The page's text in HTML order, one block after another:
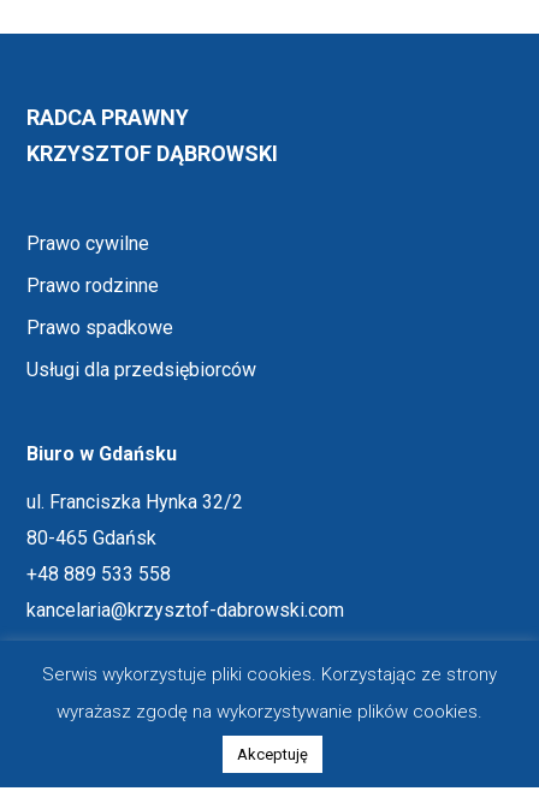
RADCA PRAWNY
KRZYSZTOF DĄBROWSKI
Prawo cywilne
Prawo rodzinne
Prawo spadkowe
Usługi dla przedsiębiorców
Biuro w Gdańsku
ul. Franciszka Hynka 32/2
80-465 Gdańsk
+48 889 533 558
kancelaria@krzysztof-dabrowski.com
Biuro w Warszawie
Serwis wykorzystuje pliki cookies. Korzystając ze strony
wyrażasz zgodę na wykorzystywanie plików cookies.
Akceptuję